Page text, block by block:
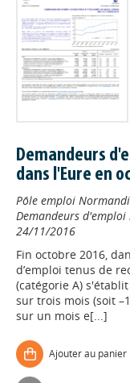
Demandeurs
dans l'Eure en
Pôle emploi
Demandeurs
24/11/2016
Fin octobre 2016,
d’emploi tenus de
(catégorie A)
sur trois mois (soit
sur un mois e[...]
Ajouter au panier